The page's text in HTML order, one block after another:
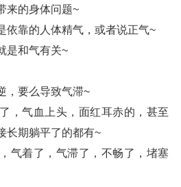
来的身体问题~
依靠的人体精气，或者说正气~
是和气有关~
，要么导致气滞~
，气血上头，面红耳赤的，甚至
长期躺平了的都有~
气着了，气滞了，不畅了，堵塞